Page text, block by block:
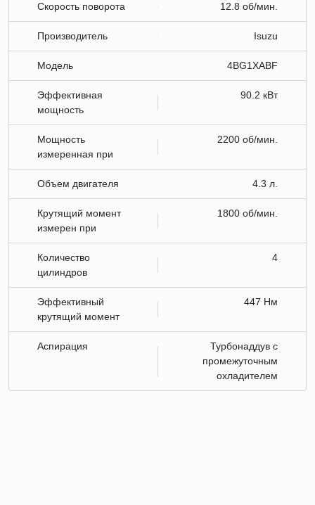
Скорость поворота 12.8 об/мин.
Производитель Isuzu
Модель 4BG1XABF
Эффективная
мощность
90.2 кВт
Мощность
измеренная при
2200 об/мин.
Объем двигателя 4.3 л.
Крутящий момент
измерен при
1800 об/мин.
Количество
цилиндров
4
Эффективный
крутящий момент
447 Нм
Аспирация
Турбонаддув с
промежуточным
охладителем